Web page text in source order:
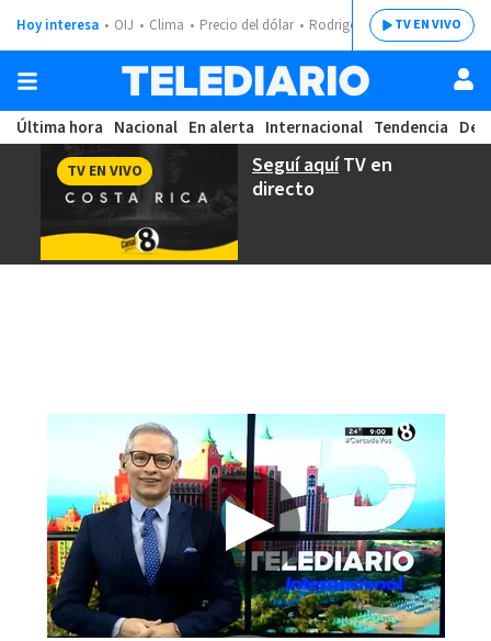
Hoy interesa OIJ Clima Precio del dólar Rodrigo ChavesTV EN VIVO
Última hora Nacional En alerta Internacional Tendencia
Seguí aquíTV en
directo
TV EN VIVO